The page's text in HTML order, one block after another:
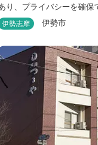
り、プライバシーを確保
。
伊勢志摩 伊勢市